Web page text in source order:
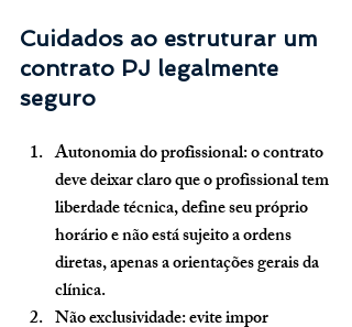
Cuidados ao estruturar um
contrato PJ legalmente
seguro
Autonomia do profissional: o contrato
deve deixar claro que o profissional tem
liberdade técnica, define seu próprio
horário e não está sujeito a ordens
diretas, apenas a orientações gerais da
clínica.
Não exclusividade: evite impor